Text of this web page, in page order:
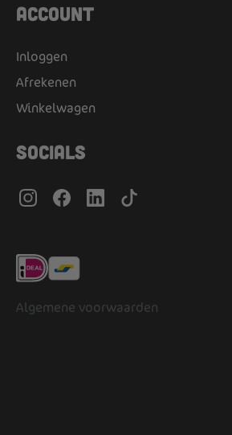
Account
Inloggen
Afrekenen
Winkelwagen
Socials
Algemene voorwaarden